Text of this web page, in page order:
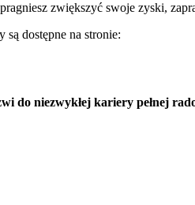
zwiększyć swoje zyski,
są dostępne na stronie:
do niezwykłej kariery pełnej